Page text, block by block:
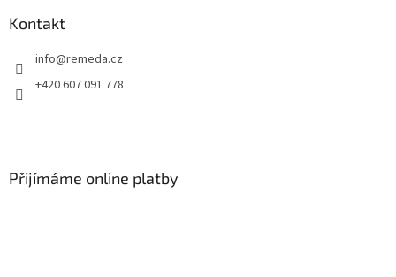
Kontakt
info@remeda.cz
+420 607 091 778
Přijímáme online platby